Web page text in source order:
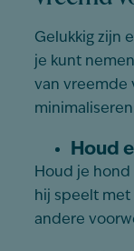
Gelukkig zijn
je kunt
van vreemde
Houd
Houd je
hij speelt
andere